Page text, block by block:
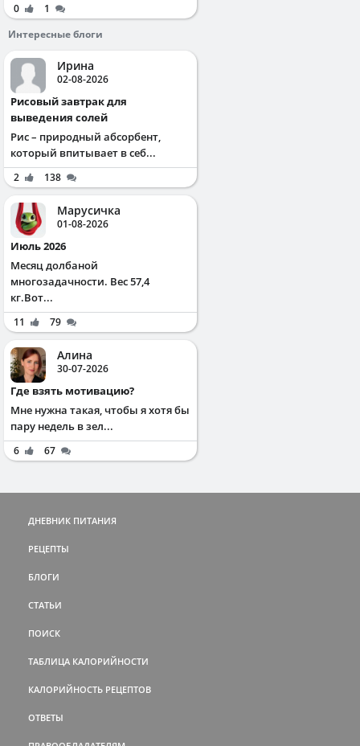
0
1
Интересные блоги
Ирина
02-08-2026
Рисовый завтрак для
выведения солей
Рис – природный абсорбент,
который впитывает в себ...
2 138
Марусичка
01-08-2026
Июль 2026
Месяц долбаной
многозадачности. Вес 57,4
кг.Вот...
11 79
Алина
30-07-2026
Где взять мотивацию?
Мне нужна такая, чтобы я хотя бы
пару недель в зел...
6 67
ДНЕВНИК ПИТАНИЯ
РЕЦЕПТЫ
БЛОГИ
СТАТЬИ
ПОИСК
ТАБЛИЦА КАЛОРИЙНОСТИ
КАЛОРИЙНОСТЬ РЕЦЕПТОВ
ОТВЕТЫ